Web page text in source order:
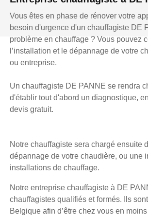
Vous êtes en phase de rénover votre
besoin d'urgence d'un chauffagiste DE
problème en chauffage ? Vous pouvez
l’installation et le dépannage de votre
ou entreprise.
Un chauffagiste DE PANNE se rendra
d'établir tout d'abord un diagnostique,
devis gratuit.
Notre chauffagiste sera chargé ensuite
dépannage de votre chaudière, ou une
installations de chauffage.
Notre entreprise chauffagiste à DE
chauffagistes qualifiés et formés. Ils
Belgique afin d’être chez vous en